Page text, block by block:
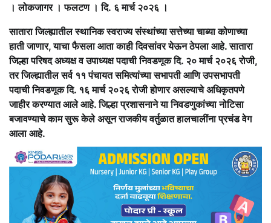
। लोकजागर । फलटण । दि. ६ मार्च २०२६ ।
सातारा जिल्ह्यातील स्थानिक स्वराज्य संस्थांच्या सत्तेच्या चाब्या कोणाच्या
हाती जाणार, याचा फैसला आता काही दिवसांवर येऊन ठेपला आहे. सातारा
जिल्हा परिषद अध्यक्ष व उपाध्यक्ष पदाची निवडणूक दि. २० मार्च २०२६ रोजी,
तर जिल्ह्यातील सर्व ११ पंचायत समित्यांच्या सभापती आणि उपसभापती
पदाची निवडणूक दि. १६ मार्च २०२६ रोजी होणार असल्याचे अधिकृतपणे
जाहीर करण्यात आले आहे. जिल्हा प्रशासनाने या निवडणुकांच्या नोटिसा
बजावण्याचे काम सुरू केले असून राजकीय वर्तुळात हालचालींना प्रचंड वेग
आला आहे.